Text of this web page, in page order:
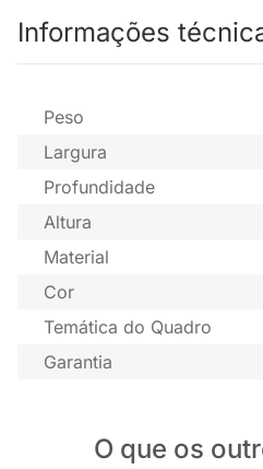
Informações
Peso
Largura
Profundidade
Altura
Material
Cor
Temática do Quadro
Garantia
O que os